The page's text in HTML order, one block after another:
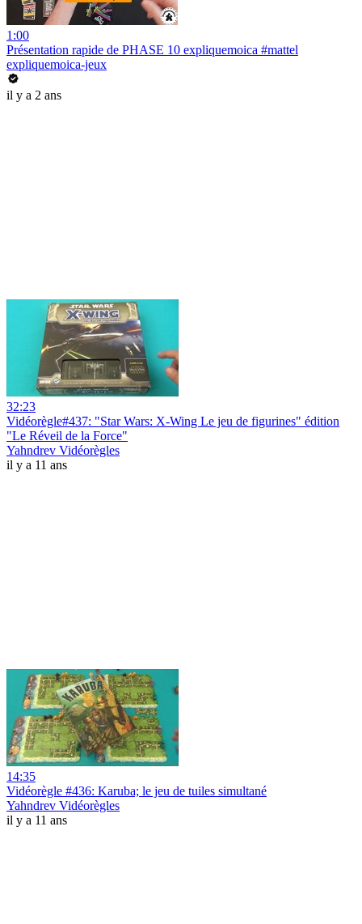
1:00
Présentation rapide de PHASE 10 expliquemoica #mattel
expliquemoica-jeux
il y a 2 ans
32:23
Vidéorègle#437: "Star Wars: X-Wing Le jeu de figurines" édition
"Le Réveil de la Force"
Yahndrev Vidéorègles
il y a 11 ans
14:35
Vidéorègle #436: Karuba; le jeu de tuiles simultané
Yahndrev Vidéorègles
il y a 11 ans